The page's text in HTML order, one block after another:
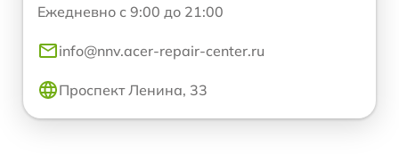
Ежедневно с 9:00 до 21:00
info@nnv.acer-repair-center.ru
Проспект Ленина, 33